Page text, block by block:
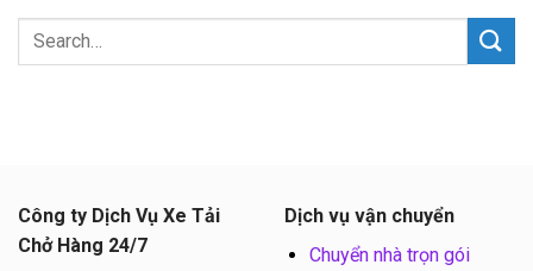
Công ty Dịch Vụ Xe Tải
Chở Hàng 24/7
Dịch vụ vận chuyển
Chuyển nhà trọn gói